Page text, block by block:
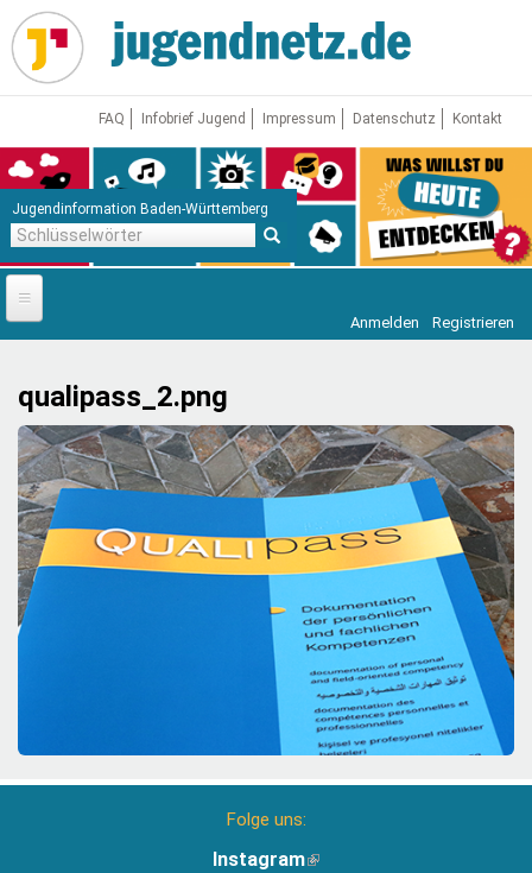
Direkt
zum
Inhalt
FAQ Infobrief Jugend Impressum Datenschutz Kontakt
Jugendinformation Baden-Württemberg
Startseite
Freizeit & Reisen
Mentoren & Projekte
Schule & Beruf
Vor Ort
Anmelden Registrieren
qualipass_2.png
Folge uns:
Instagram(Link